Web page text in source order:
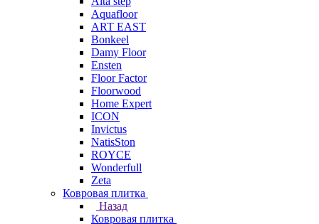
Aquafloor
ART EAST
Bonkeel
Damy Floor
Ensten
Floor Factor
Floorwood
Home Expert
ICON
Invictus
NatisSton
ROYCE
Wonderfull
Zeta
Ковровая плитка
Назад
Ковровая плитка